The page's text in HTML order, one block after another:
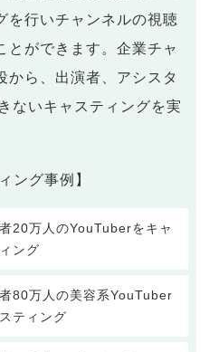
を行いチャンネルの視聴
とができます。企業チャ
から、出演者、アシスタ
ないキャスティングを実
ング事例】
20万人のYouTuberをキャ
ング
80万人の美容系YouTuber
ティング